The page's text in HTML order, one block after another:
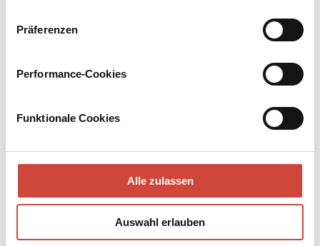
Präferenzen
Performance-Cookies
Funktionale Cookies
Alle zulassen
Auswahl erlauben
Jerome